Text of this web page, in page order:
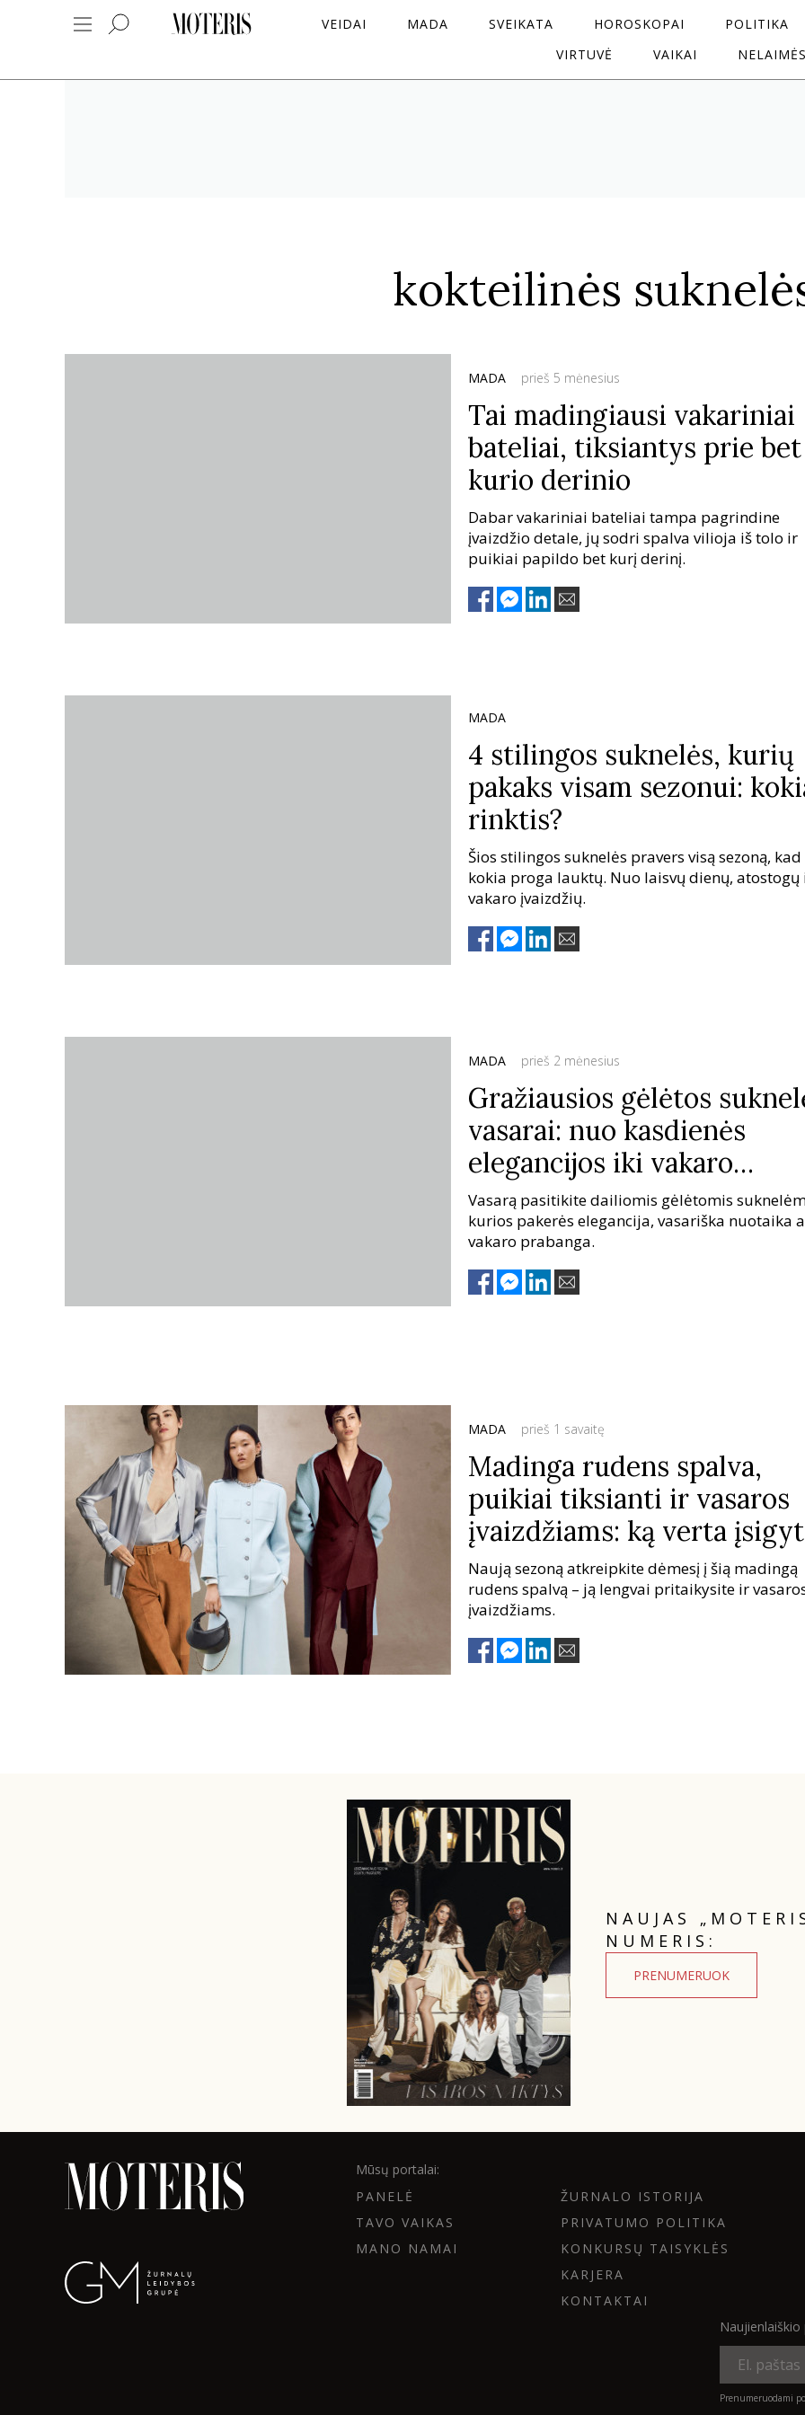
VEIDAI MADA SVEIKATA HOROSKOPAI
POLITIKA
VIRTUVĖ
VAIKAI
kokteilinės
MADA prieš 5 mėnesius
Tai madingiausi vakariniai
bateliai, tiksiantys prie bet
kurio derinio
Dabar vakariniai bateliai tampa pagrindine
įvaizdžio detale, jų sodri spalva vilioja iš tolo ir
puikiai papildo bet kurį derinį.
MADA
4 stilingos suknelės, kurių
pakaks visam sezonui:
rinktis?
Šios stilingos suknelės pravers visą sezoną,
kokia proga lauktų. Nuo laisvų dienų, atostogų
vakaro įvaizdžių.
MADA prieš 2 mėnesius
Gražiausios gėlėtos
vasarai: nuo kasdienės
elegancijos iki vakaro
prabangos
Vasarą pasitikite dailiomis gėlėtomis
kurios pakerės elegancija, vasariška nuotaika
vakaro prabanga.
MADA prieš 1 savaitę
Madinga rudens spalva,
puikiai tiksianti ir vasaros
įvaizdžiams: ką verta
Naują sezoną atkreipkite dėmesį į šią madingą
rudens spalvą – ją lengvai pritaikysite ir
įvaizdžiams.
NAUJAS
NUMERIS:
PRENUMERUOK
Mūsų portalai:
PANELĖ
TAVO VAIKAS
MANO NAMAI
ŽURNALO ISTORIJA
PRIVATUMO POLITIKA
KONKURSŲ TAISYKLĖS
KARJERA
KONTAKTAI
Prenumeruodami